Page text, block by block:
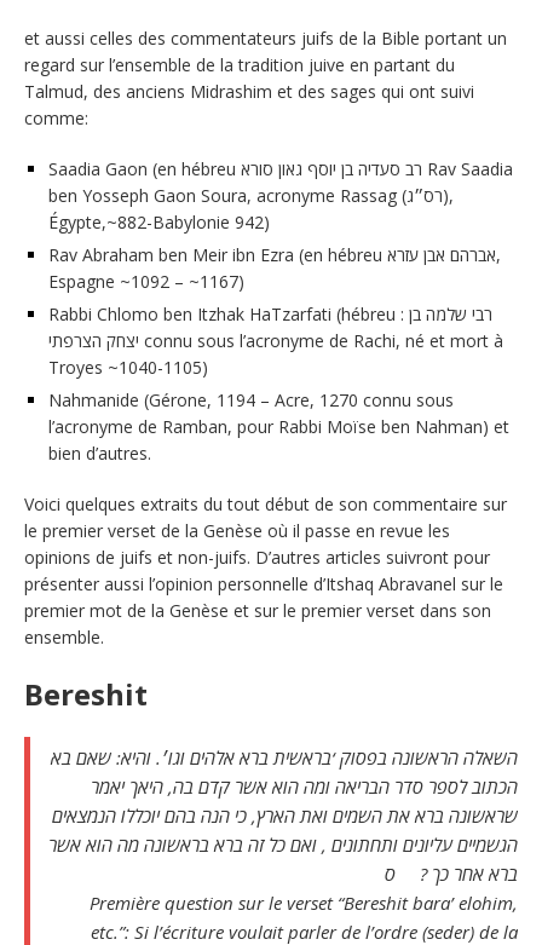
et aussi celles des commentateurs juifs de la Bible portant un
regard sur l’ensemble de la tradition juive en partant du
Talmud, des anciens Midrashim et des sages qui ont suivi
comme:
Saadia Gaon (en hébreu רב סעדיה בן יוסף גאון סורא Rav Saadia
ben Yosseph Gaon Soura, acronyme Rassag (רס״ג),
Égypte,~882-Babylonie 942)
Rav Abraham ben Meir ibn Ezra (en hébreu אברהם אבן עזרא,
Espagne ~1092 – ~1167)
Rabbi Chlomo ben Itzhak HaTzarfati (hébreu : רבי שלמה בן
יצחק הצרפתי connu sous l’acronyme de Rachi, né et mort à
Troyes ~1040-1105)
Nahmanide (Gérone, 1194 – Acre, 1270 connu sous
l’acronyme de Ramban, pour Rabbi Moïse ben Nahman) et
bien d’autres.
Voici quelques extraits du tout début de son commentaire sur
le premier verset de la Genèse où il passe en revue les
opinions de juifs et non-juifs. D’autres articles suivront pour
présenter aussi l’opinion personnelle d’Itshaq Abravanel sur le
premier mot de la Genèse et sur le premier verset dans son
ensemble.
Bereshit
השאלה הראשונה בפסוק ‘בראשית ברא אלהים וגו׳. והיא: שאם בא
הכתוב לספר סדר הבריאה ומה הוא אשר קדם בה, היאך יאמר
שראשונה ברא את השמים ואת הארץ, כי הנה בהם יוכללו הנמצאים
הגשמיים עליונים ותחתונים , ואם כל זה ברא בראשונה מה הוא אשר
ברא אחר כך ? ס
Première question sur le verset “Bereshit bara’ elohim,
etc.”: Si l’écriture voulait parler de l’ordre (seder) de la